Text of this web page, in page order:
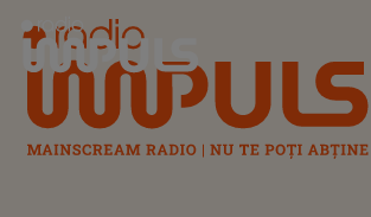
Radio Impuls